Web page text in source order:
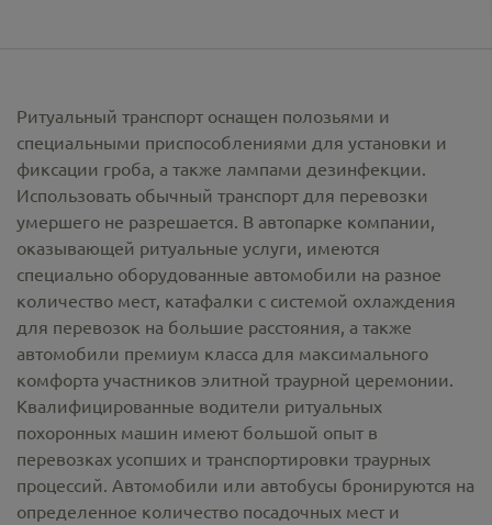
Ритуальный транспорт оснащен полозьями и
специальными приспособлениями для установки и
фиксации гроба, а также лампами дезинфекции.
Использовать обычный транспорт для перевозки
умершего не разрешается. В автопарке компании,
оказывающей ритуальные услуги, имеются
специально оборудованные автомобили на разное
количество мест, катафалки с системой охлаждения
для перевозок на большие расстояния, а также
автомобили премиум класса для максимального
комфорта участников элитной траурной церемонии.
Квалифицированные водители ритуальных
похоронных машин имеют большой опыт в
перевозках усопших и транспортировки траурных
процессий. Автомобили или автобусы бронируются на
определенное количество посадочных мест и